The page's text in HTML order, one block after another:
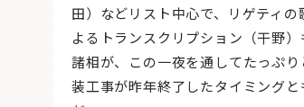
田）などリスト中心で、リゲティ
よるトランスクリプション（干野
諸相が、この一夜を通してたっぷ
装工事が昨年終了したタイミング